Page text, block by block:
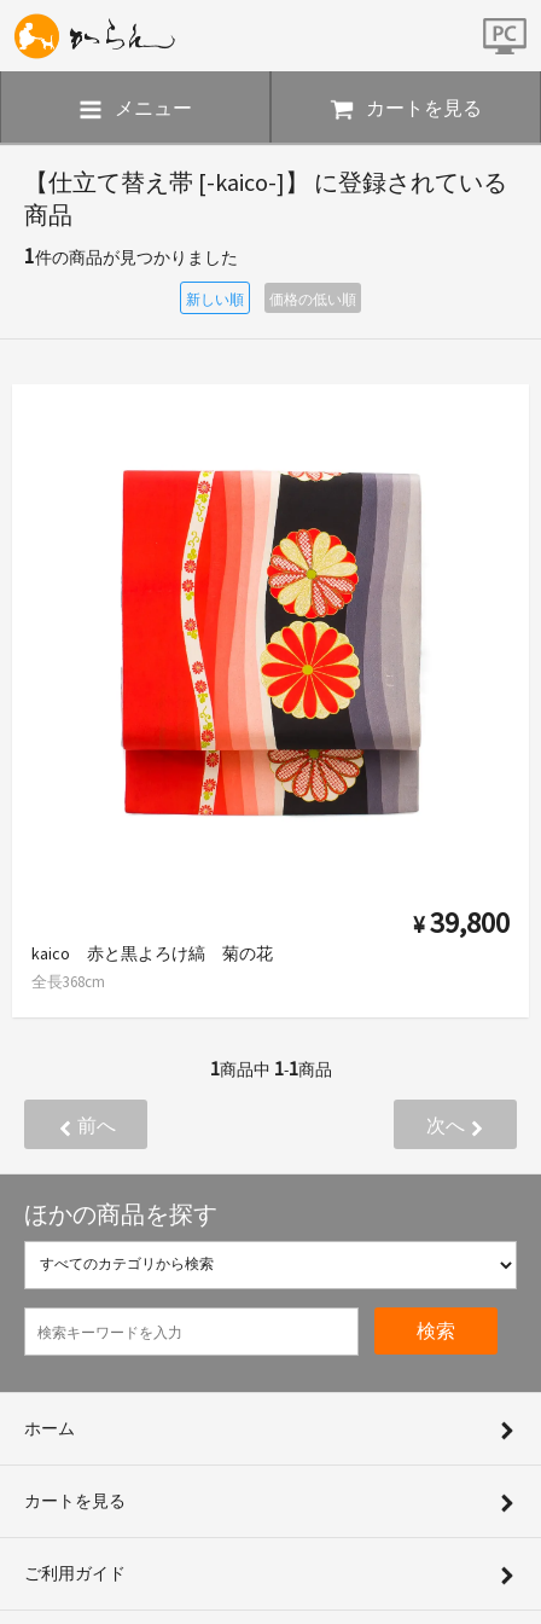
メニュー カートを見る
【仕立て替え帯 [-kaico-]】 に登録されている
商品
1件の商品が見つかりました
新しい順 価格の低い順
¥39,800
kaico 赤と黒よろけ縞 菊の花
全長368cm
1商品中 1-1商品
前へ 次へ
ほかの商品を探す
検索
ホーム
カートを見る
ご利用ガイド